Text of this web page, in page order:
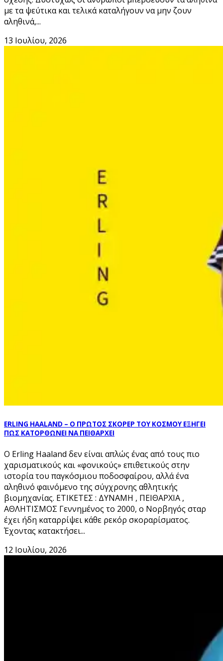
με τα ψεύτικα και τελικά καταλήγουν να μην ζουν
αληθινά,...
13 Ιουλίου, 2026
ERLING HAALAND – Ο ΠΡΩΤΟΣ ΣΚΟΡΕΡ ΤΟΥ ΚΟΣΜΟΥ ΕΞΗΓΕΙ
ΠΩΣ ΚΑΤΟΡΘΩΝΕΙ ΝΑ ΠΕΙΘΑΡΧΕΙ
Ο Erling Haaland δεν είναι απλώς ένας από τους πιο
χαρισματικούς και «φονικούς» επιθετικούς στην
ιστορία του παγκόσμιου ποδοσφαίρου, αλλά ένα
αληθινό φαινόμενο της σύγχρονης αθλητικής
βιομηχανίας. ΕΤΙΚΕΤΕΣ : ΔΥΝΑΜΗ , ΠΕΙΘΑΡΧΙΑ ,
ΑΘΛΗΤΙΣΜΟΣ Γεννημένος το 2000, ο Νορβηγός σταρ
έχει ήδη καταρρίψει κάθε ρεκόρ σκοραρίσματος.
Έχοντας κατακτήσει...
12 Ιουλίου, 2026